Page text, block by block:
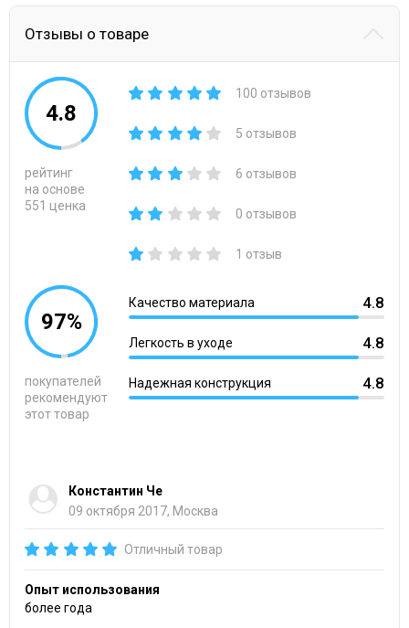
Отзывы о товаре
4.8
рейтинг
на основе
551 ценка
100 отзывов
5 отзывов
6 отзывов
0 отзывов
1 отзыв
97%
покупателей
рекомендуют
этот товар
Качество материала 4.8
Легкость в уходе 4.8
Надежная конструкция 4.8
Константин Че
09 октября 2017, Москва
Отличный товар
Опыт использования
более года